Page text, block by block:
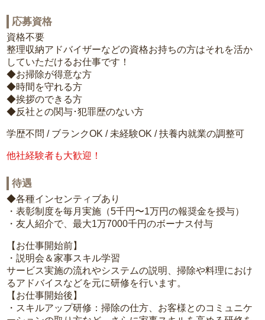
応募資格
資格不要
整理収納アドバイザーなどの資格お持ちの方はそれを活か
していただけるお仕事です！
◆お掃除が得意な方
◆時間を守れる方
◆挨拶のできる方
◆反社との関与･犯罪歴のない方
学歴不問 / ブランクOK / 未経験OK / 扶養内就業の調整可
他社経験者も大歓迎！
待遇
◆各種インセンティブあり
・表彰制度を毎月実施（5千円〜1万円の報奨金を授与）
・友人紹介で、最大1万7000千円のボーナス付与
【お仕事開始前】
・説明会＆家事スキル学習
サービス実施の流れやシステムの説明、掃除や料理におけ
るアドバイスなどを元に研修を行います。
【お仕事開始後】
・スキルアップ研修：掃除の仕方、お客様とのコミュニケ